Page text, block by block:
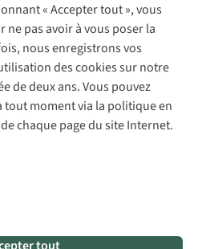
« Accepter tout », vous
ne pas avoir à vous poser la
nous enregistrons vos
des cookies sur notre
de deux ans. Vous pouvez
tout moment via la politique en
chaque page du site Internet.
Politique de confidentialité
Cookie Policy